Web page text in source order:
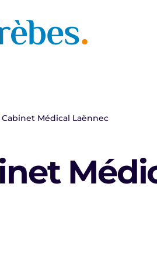
Cabinet Médical Laënnec